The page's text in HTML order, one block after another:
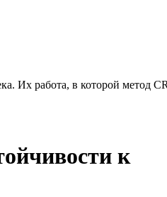
Их работа, в которой метод
к